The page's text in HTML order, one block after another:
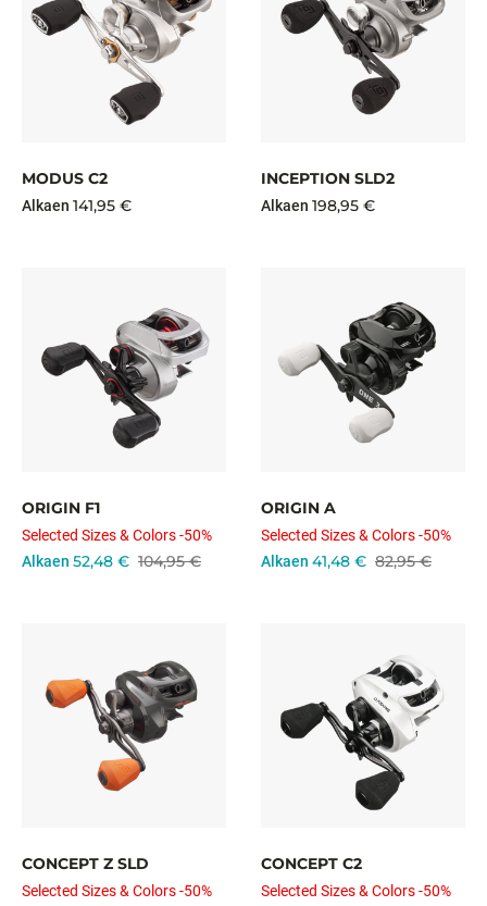
MODUS C2
Alkaen 141,95 €
INCEPTION SLD2
Alkaen 198,95 €
ORIGIN F1
Selected Sizes & Colors -50%
Alkaen
104,95 €
52,48 €
ORIGIN A
Selected Sizes & Colors -50%
Alkaen
82,95 €
41,48 €
CONCEPT Z SLD
Selected Sizes & Colors -50%
CONCEPT C2
Selected Sizes & Colors -50%